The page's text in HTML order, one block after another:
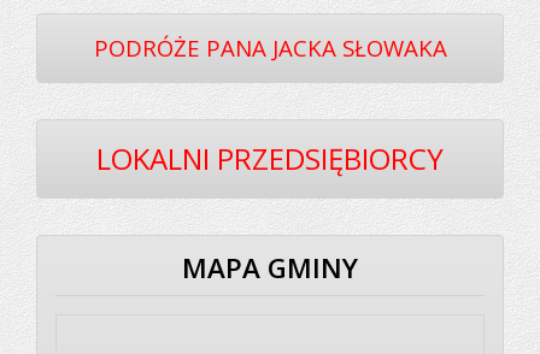
PODRÓŻE PANA JACKA SŁOWAKA
LOKALNI PRZEDSIĘBIORCY
MAPA GMINY